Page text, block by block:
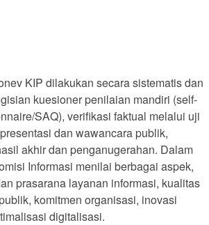
KIP dilakukan secara sistematis dan
kuesioner penilaian mandiri (self-
SAQ), verifikasi faktual melalui uji
dan wawancara publik,
akhir dan penganugerahan. Dalam
Informasi menilai berbagai aspek,
prasarana layanan informasi, kualitas
komitmen organisasi, inovasi
digitalisasi.